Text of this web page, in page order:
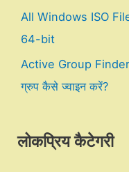
All Windows ISO
64-bit
Active Group Finder
ग्रुप कैसे ज्वाइन करें?
लोकप्रिय कैटेगरी